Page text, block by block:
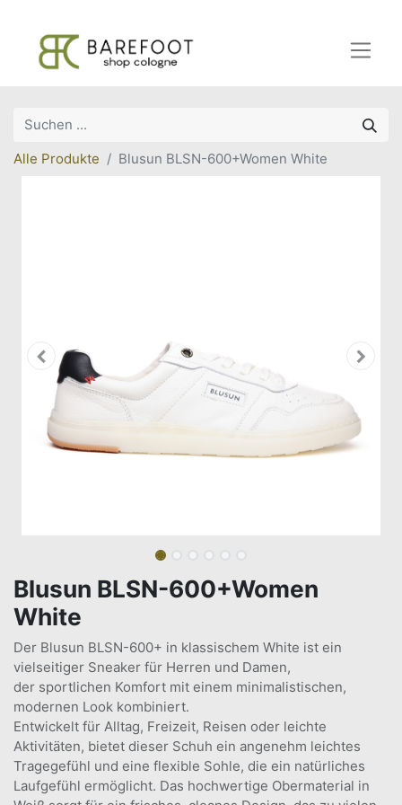
Alle Produkte Blusun BLSN-600+Women White
Blusun BLSN-600+Women
White
Der Blusun BLSN-600+ in klassischem White ist ein
vielseitiger Sneaker für Herren und Damen,
der sportlichen Komfort mit einem minimalistischen,
modernen Look kombiniert.
Entwickelt für Alltag, Freizeit, Reisen oder leichte
Aktivitäten, bietet dieser Schuh ein angenehm leichtes
Tragegefühl und eine flexible Sohle, die ein natürliches
Laufgefühl ermöglicht. Das hochwertige Obermaterial in